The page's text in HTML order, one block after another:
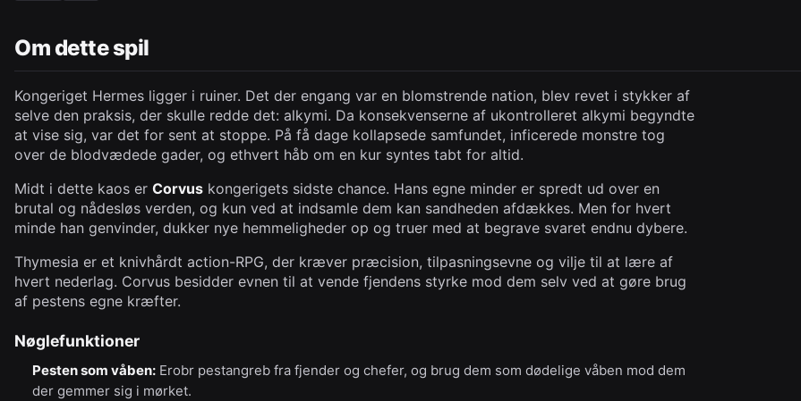
Om dette spil
Kongeriget Hermes ligger i ruiner. Det der engang var en blomstrende nation, blev revet i stykker af
selve den praksis, der skulle redde det: alkymi. Da konsekvenserne af ukontrolleret alkymi begyndte
at vise sig, var det for sent at stoppe. På få dage kollapsede samfundet, inficerede monstre tog
over de blodvædede gader, og ethvert håb om en kur syntes tabt for altid.
Midt i dette kaos er Corvus kongerigets sidste chance. Hans egne minder er spredt ud over en
brutal og nådesløs verden, og kun ved at indsamle dem kan sandheden afdækkes. Men for hvert
minde han genvinder, dukker nye hemmeligheder op og truer med at begrave svaret endnu dybere.
Thymesia er et knivhårdt action-RPG, der kræver præcision, tilpasningsevne og vilje til at lære af
hvert nederlag. Corvus besidder evnen til at vende fjendens styrke mod dem selv ved at gøre brug
af pestens egne kræfter.
Nøglefunktioner
Pesten som våben: Erobr pestangreb fra fjender og chefer, og brug dem som dødelige våben mod dem
der gemmer sig i mørket.